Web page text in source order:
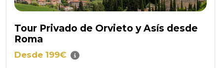
Tour Privado de Orvieto y Asís desde
Roma
Desde 199€